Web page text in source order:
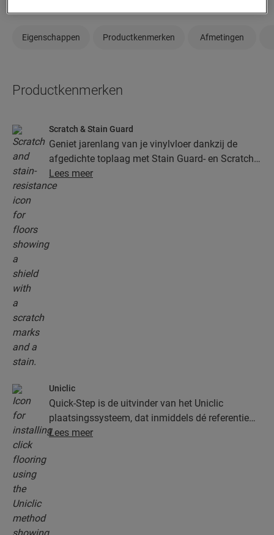
Eigenschappen Productkenmerken Afmetingen
Productkenmerken
Scratch & Stain Guard
Geniet jarenlang van je vinylvloer dankzij de
afgedichte toplaag met Stain Guard- en Scratch
Guard-technologie. Deze laag biedt superieure
bescherming tegen krassen, vlekken, vuil en
Lees meer
Uniclic
Quick-Step is de uitvinder van het Uniclic
plaatsingssysteem, dat inmiddels dé referentie
onder de kliksystemen is. Gebruik het
Lees meer